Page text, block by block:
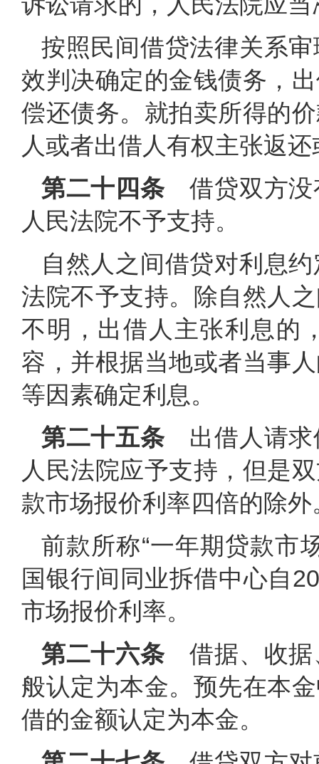
按照民间借贷法律关系
效判决确定的金钱债务，
偿还债务。就拍卖所得的
人或者出借人有权主张返
第二十四条借贷双方没
人民法院不予支持。
自然人之间借贷对利息
法院不予支持。除自然人
不明，出借人主张利息的
容，并根据当地或者当事
等因素确定利息。
第二十五条出借人请求
人民法院应予支持，但是
款市场报价利率四倍的除外
前款所称“一年期贷款市
国银行间同业拆借中心自
市场报价利率。
第二十六条借据、收据
般认定为本金。预先在本
借的金额认定为本金。